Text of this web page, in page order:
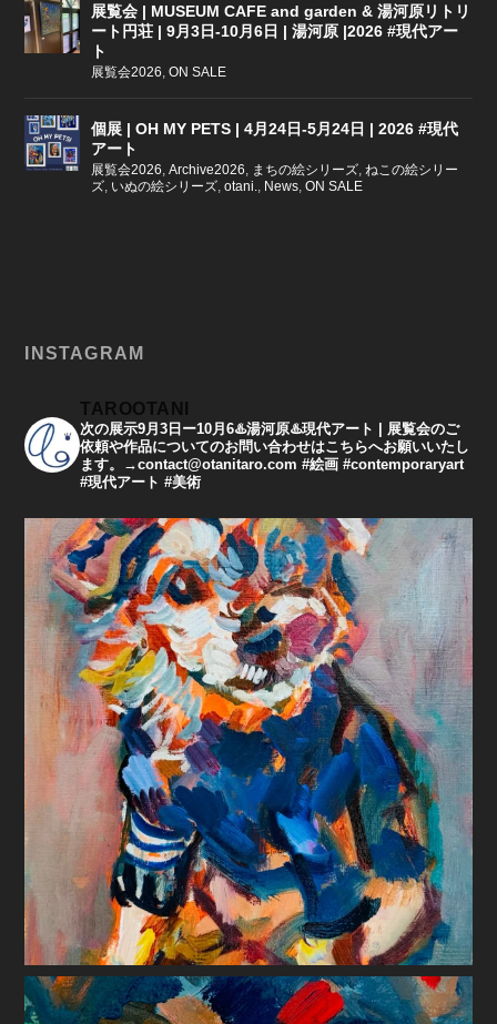
展覧会 | MUSEUM CAFE and garden & 湯河原リトリ
ート円荘 | 9月3日-10月6日 | 湯河原 |2026 #現代アー
ト
展覧会2026 ,ON SALE
個展 | OH MY PETS | 4月24日-5月24日 | 2026 #現代
アート
展覧会2026 ,Archive2026 まちの絵シリーズ ,ねこの絵シリー
ズ いぬの絵シリーズ ,otani. News ,ON SALE
INSTAGRAM
TAROOTANI
次の展示9月3日ー10月6♨️湯河原♨️現代アート | 展覧会のご
依頼や作品についてのお問い合わせはこちらへお願いいたし
ます。→contact@otanitaro.com #絵画 #contemporaryart
#現代アート #美術